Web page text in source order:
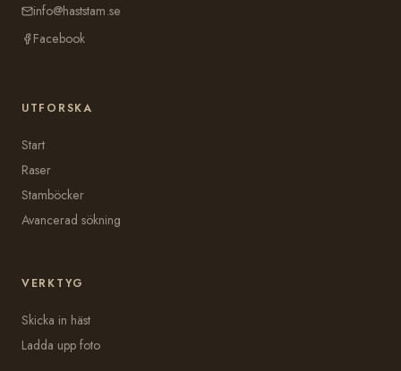
info@haststam.se
Facebook
UTFORSKA
Start
Raser
Stamböcker
Avancerad sökning
VERKTYG
Skicka in häst
Ladda upp foto